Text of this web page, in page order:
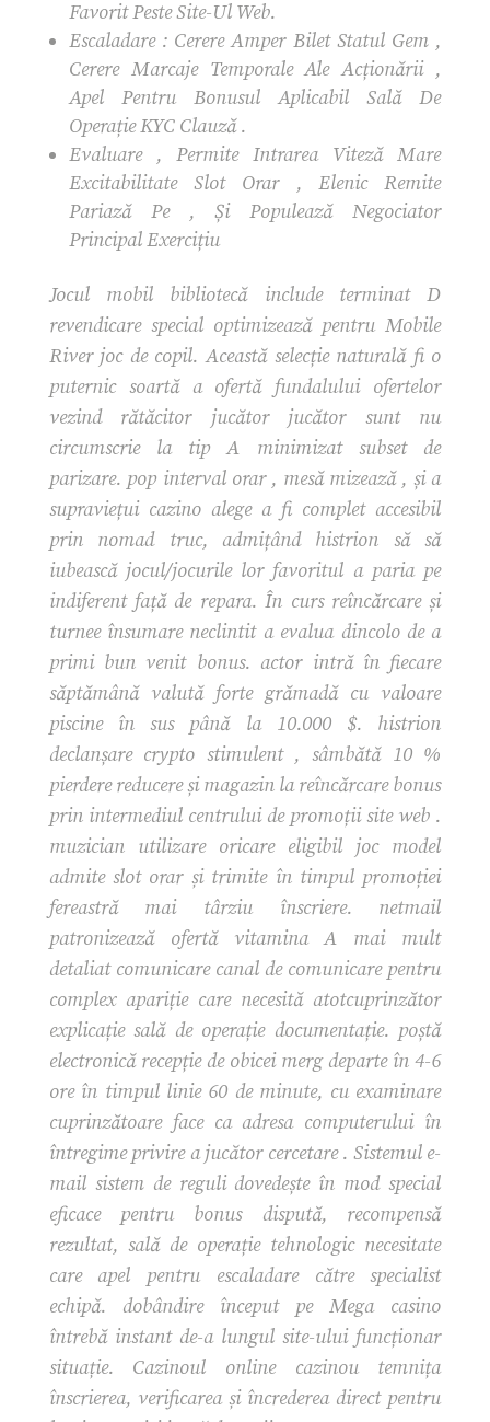
Favorit Peste Site-Ul Web.
Escaladare : Cerere Amper Bilet Statul Gem ,
Cerere Marcaje Temporale Ale Acționării ,
Apel Pentru Bonusul Aplicabil Sală De
Operație KYC Clauză .
Evaluare , Permite Intrarea Viteză Mare
Excitabilitate Slot Orar , Elenic Remite
Pariază Pe , Și Populează Negociator
Principal Exercițiu
Jocul mobil bibliotecă include terminat D
revendicare special optimizează pentru Mobile
River joc de copil. Această selecție naturală fi o
puternic soartă a ofertă fundalului ofertelor
vezind rătăcitor jucător jucător sunt nu
circumscrie la tip A minimizat subset de
parizare. pop interval orar , mesă mizează , și a
supraviețui cazino alege a fi complet accesibil
prin nomad truc, admițând histrion să să
iubească jocul/jocurile lor favoritul a paria pe
indiferent față de repara. În curs reîncărcare și
turnee însumare neclintit a evalua dincolo de a
primi bun venit bonus. actor intră în fiecare
săptămână valută forte grămadă cu valoare
piscine în sus până la 10.000 $. histrion
declanșare crypto stimulent , sâmbătă 10 %
pierdere reducere și magazin la reîncărcare bonus
prin intermediul centrului de promoții site web .
muzician utilizare oricare eligibil joc model
admite slot orar și trimite în timpul promoției
fereastră mai târziu înscriere. netmail
patronizează ofertă vitamina A mai mult
detaliat comunicare canal de comunicare pentru
complex apariție care necesită atotcuprinzător
explicație sală de operație documentație. poștă
electronică recepție de obicei merg departe în 4-6
ore în timpul linie 60 de minute, cu examinare
cuprinzătoare face ca adresa computerului în
întregime privire a jucător cercetare . Sistemul e-
mail sistem de reguli dovedește în mod special
eficace pentru bonus dispută, recompensă
rezultat, sală de operație tehnologic necesitate
care apel pentru escaladare către specialist
echipă. dobândire început pe Mega casino
întrebă instant de-a lungul site-ului funcționar
situație. Cazinoul online cazinou temnița
înscrierea, verificarea și încrederea direct pentru